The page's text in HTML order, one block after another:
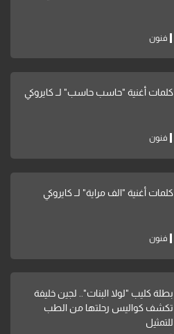
فنون
كلمات أغنية "حاسب حاسب" لــ كايروكي
فنون
كلمات أغنية "الف مراية" لــ كايروكي
فنون
بطلة كليب "لولا البنات".. لجين خليفة
تكشف كواليس رحلتها من الطب
للتمثيل